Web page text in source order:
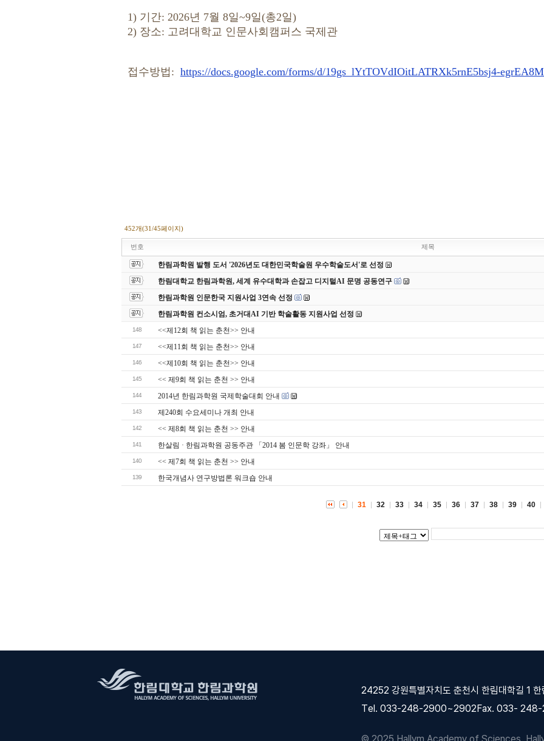
1) 기간: 2026년 7월 8일~9일(총2일)
2) 장소: 고려대학교 인문사회캠퍼스 국제관
접수방법: https://docs.google.com/forms/d/19gs_lYtTOVdIOitLATRXk5rnE5bsj4-
452개(31/45페이지)
번호 제목
한림과학원 발행 도서 '2026년도 대한민국학술원 우수학술도서'로 선정
한림대학교 한림과학원, 세계 유수대학과 손잡고 디지털AI 문명 공동연구
한림과학원 인문한국 지원사업 3연속 선정
한림과학원 컨소시엄, 초거대AI 기반 학술활동 지원사업 선정
148 <<제12회 책 읽는 춘천>> 안내
147 <<제11회 책 읽는 춘천>> 안내
146 <<제10회 책 읽는 춘천>> 안내
145 << 제9회 책 읽는 춘천 >> 안내
144 2014년 한림과학원 국제학술대회 안내
143 제240회 수요세미나 개최 안내
142 << 제8회 책 읽는 춘천 >> 안내
141 한살림 · 한림과학원 공동주관 「2014 봄 인문학 강좌」 안내
140 << 제7회 책 읽는 춘천 >> 안내
139 한국개념사 연구방법론 워크숍 안내
31 32 33 34 35 36 37 38 39 40
24252 강원특별자치도 춘천시 한림대학길 1 한
Tel. 033-248-2900~2902Fax. 033-
© 2025 Hallym Academy of Sciences,